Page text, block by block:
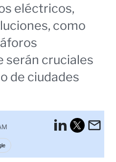
eléctricos,
como
serán cruciales
de ciudades